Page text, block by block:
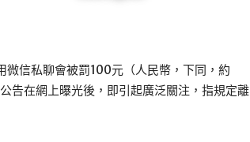
信私聊會被罰100元（人民幣，下同，約
告在網上曝光後，即引起廣泛關注，指規定離